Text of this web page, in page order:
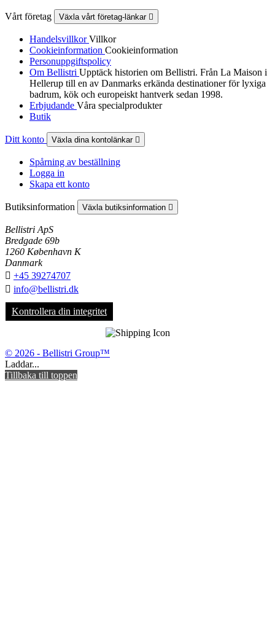
Vårt företag Växla vårt företag-länkar 
HandelsvillkorVillkor
Cookieinformation Cookieinformation
Personuppgiftspolicy
Om Bellistri Upptäck historien om Bellistri. Från La Maison i
Hellerup till en av Danmarks erkända destinationer för lyxiga
badrum, kök och europeiskt hantverk sedan 1998.
Erbjudande Våra specialprodukter
Butik
Ditt konto Växla dina kontolänkar 
Spårning av beställning
Logga in
Skapa ett konto
Butiksinformation Växla butiksinformation 
Bellistri ApS
Bredgade 69b
1260 København K
Danmark
 +45 39274707
 info@bellistri.dk
Kontrollera din integritet
© 2026 - Bellistri Group™
Laddar...
Tillbaka till toppen